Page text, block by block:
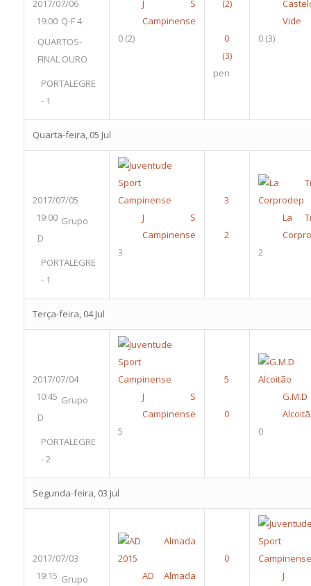
2017/07/06
19:00 Q-F 4
QUARTOS-
FINAL OURO
PORTALEGRE
- 1
J S
Campinense
0 (2)
pen
Vide
0 (3)
Quarta-feira, 05 Jul
2017/07/05
19:00 Grupo
D
PORTALEGRE
- 1
J S
Campinense
3
La
2
Terça-feira, 04 Jul
2017/07/04
10:45 Grupo
D
PORTALEGRE
- 2
J S
Campinense
5
0
Segunda-feira, 03 Jul
2017/07/03
19:15 Grupo
AD Almada
J